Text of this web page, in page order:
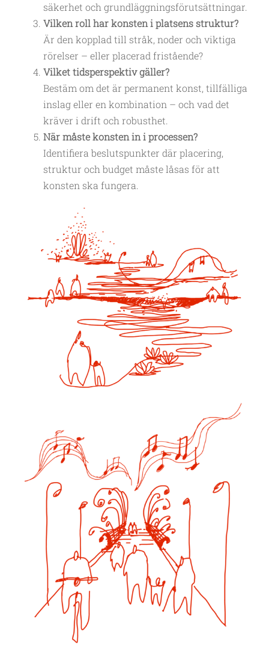
säkerhet och grundläggningsförutsättningar.
Vilken roll har konsten i platsens struktur?
Är den kopplad till stråk, noder och viktiga
rörelser – eller placerad fristående?
Vilket tidsperspektiv gäller?
Bestäm om det är permanent konst, tillfälliga
inslag eller en kombination – och vad det
kräver i drift och robusthet.
När måste konsten in i processen?
Identifiera beslutspunkter där placering,
struktur och budget måste låsas för att
konsten ska fungera.